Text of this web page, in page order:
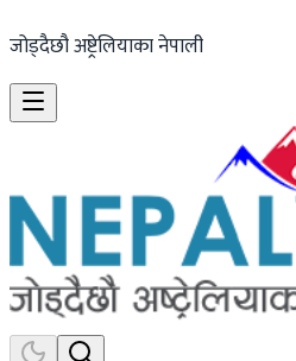
जोड्दैछौ अष्ट्रेलियाका नेपाली